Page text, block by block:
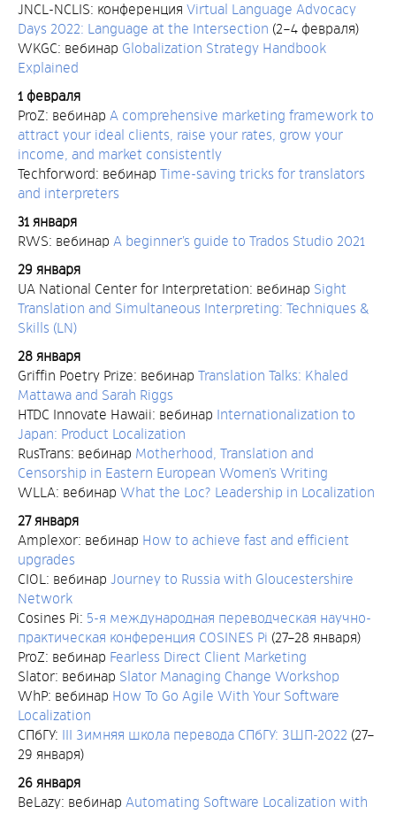
JNCL-NCLIS: конференция Virtual Language Advocacy
Days 2022: Language at the Intersection (2–4 февраля)
WKGC: вебинар Globalization Strategy Handbook
Explained
1 февраля
ProZ: вебинар A comprehensive marketing framework to
attract your ideal clients, raise your rates, grow your
income, and market consistently
Techforword: вебинар Time-saving tricks for translators
and interpreters
31 января
RWS: вебинар A beginner’s guide to Trados Studio 2021
29 января
UA National Center for Interpretation: вебинар Sight
Translation and Simultaneous Interpreting: Techniques &
Skills (LN)
28 января
Griffin Poetry Prize: вебинар Translation Talks: Khaled
Mattawa and Sarah Riggs
HTDC Innovate Hawaii: вебинар
Internationalization to
Japan: Product Localization
RusTrans: вебинар Motherhood, Translation and
Censorship in Eastern European Women’s Writing
WLLA: вебинар What the Loc? Leadership in Localization
27 января
Amplexor: вебинар How to achieve fast and efficient
upgrades
CIOL: вебинар Journey to Russia with Gloucestershire
Network
Cosines Pi: 5-я международная переводческая научно-
практическая конференция COSINES Pi (27–28 января)
ProZ: вебинар Fearless Direct Client Marketing
Slator: вебинар Slator Managing Change Workshop
WhP: вебинар How To Go Agile With Your Software
Localization
СПбГУ:
III Зимняя школа перевода СПбГУ: ЗШП-2022 (27–
29 января)
26 января
BeLazy: вебинар Automating Software Localization with